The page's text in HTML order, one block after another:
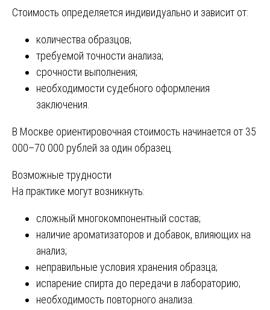
Стоимость определяется индивидуально и зависит от:
количества образцов;
требуемой точности анализа;
срочности выполнения;
необходимости судебного оформления
заключения.
В Москве ориентировочная стоимость начинается от 35
000–70 000 рублей за один образец.
Возможные трудности
На практике могут возникнуть:
сложный многокомпонентный состав;
наличие ароматизаторов и добавок, влияющих на
анализ;
неправильные условия хранения образца;
испарение спирта до передачи в лабораторию;
необходимость повторного анализа.